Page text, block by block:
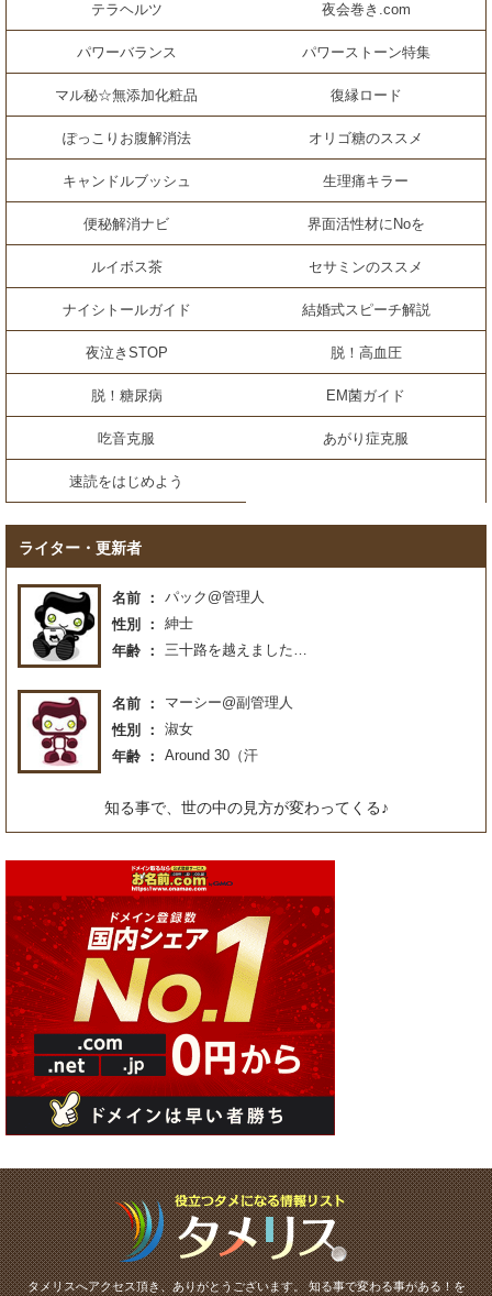
テラヘルツ 夜会巻き.com
パワーバランス パワーストーン特集
マル秘☆無添加化粧品 復縁ロード
ぽっこりお腹解消法 オリゴ糖のススメ
キャンドルブッシュ 生理痛キラー
便秘解消ナビ 界面活性材にNoを
ルイボス茶 セサミンのススメ
ナイシトールガイド 結婚式スピーチ解説
夜泣きSTOP 脱！高血圧
脱！糖尿病 EM菌ガイド
吃音克服 あがり症克服
速読をはじめよう
ライター・更新者
名前
パック@管理人
性別
紳士
年齢
三十路を越えました…
名前
マーシー@副管理人
性別
淑女
年齢
Around 30（汗
知る事で、世の中の見方が変わってくる♪
タメリスへアクセス頂き、ありがとうございます。知る事で変わる事がある！を